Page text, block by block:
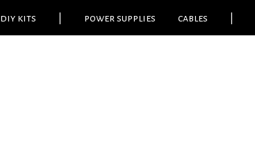
diy kits power supplies cables